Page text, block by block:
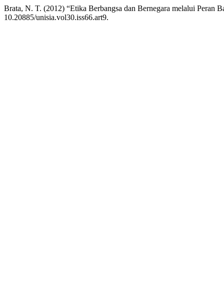
Brata, N. T. (2012) “Etika Berbangsa dan Bernegara melalui Peran
10.20885/unisia.vol30.iss66.art9.